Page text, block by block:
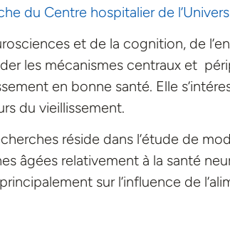
du Centre hospitalier de
et de la cognition, de
les mécanismes centraux et
en bonne santé. Elle
du vieillissement.
réside dans l’étude de
âgées relativement à la santé
sur l’influence de